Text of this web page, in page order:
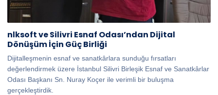
nlksoft ve Silivri Esnaf Odası’ndan Dijital
Dönüşüm İçin Güç Birliği
Dijitalleşmenin esnaf ve sanatkârlara sunduğu fırsatları
değerlendirmek üzere İstanbul Silivri Birleşik Esnaf ve Sanatkârlar
Odası Başkanı Sn. Nuray Koçer ile verimli bir buluşma
gerçekleştirdik.